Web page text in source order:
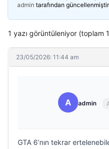
admin tarafından
1 yazı görüntüleniyor (toplam
23/05/2026: 11:44 am
A admin
GTA 6’nın tekrar